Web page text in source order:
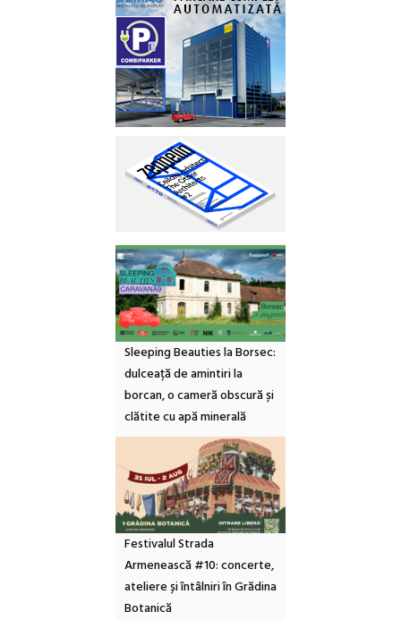
Sleeping Beauties la Borsec:
dulceață de amintiri la
borcan, o cameră obscură și
clătite cu apă minerală
Festivalul Strada
Armenească #10: concerte,
ateliere și întâlniri în Grădina
Botanică